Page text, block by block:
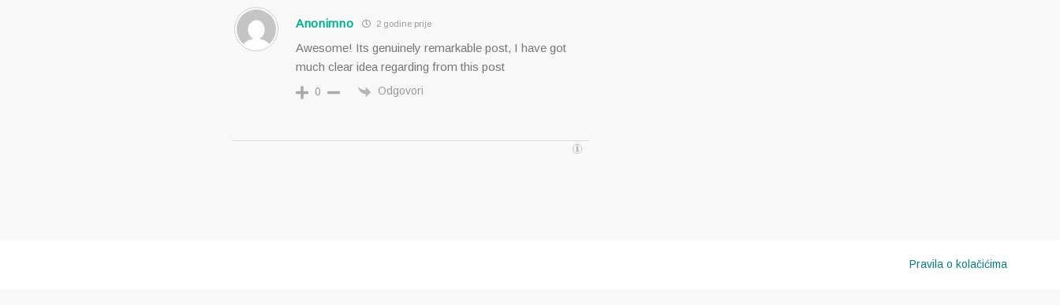
Anonimno 2 godine prije
Awesome! Its genuinely remarkable post, I have got
much clear idea regarding from this post
0 Odgovori
Pravila o kolačićima